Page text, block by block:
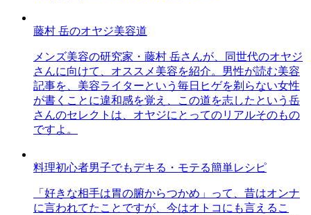
藤村 岳のオヤジ美容道
メンズ美容の研究家・藤村 岳さんが、同世代のオヤジ
さんに向けて、オススメ美容を紹介。男性が読む美容
記事を、美容ライターという毎日ヒゲを剃らない女性
が書くことに違和感を覚え、この道を志したという岳
さんのセレクトは、オヤジにとってのリアルそのもの
ですよ。
料理初心者男子でもデキる・モテる簡単レシピ
「好きな相手は胃の腑からつかめ」って、昔はオンナ
に言われてたことですが、今はオトコにも言えるこ